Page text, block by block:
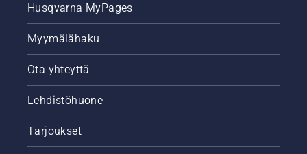
Husqvarna MyPages
Myymälähaku
Ota yhteyttä
Lehdistöhuone
Tarjoukset